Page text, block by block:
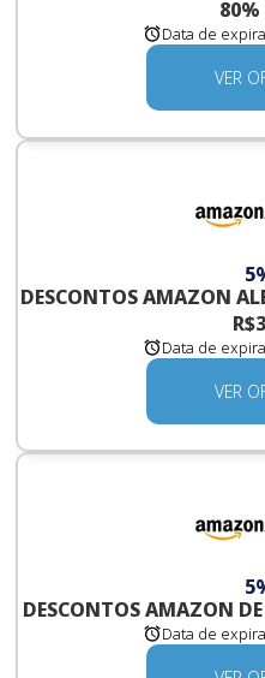
80%
Data de
VER
DESCONTOS AMAZON
Data de
VER
DESCONTOS AMAZON
Data de